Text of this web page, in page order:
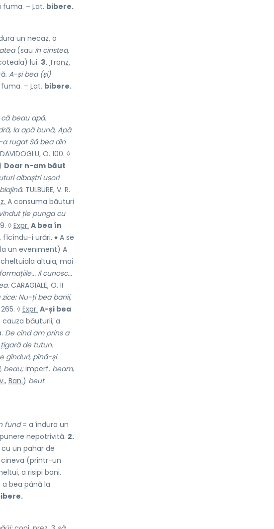
fuma. – Lat. bibere.
un necaz, o
(sau în cinstea,
lui. 3. Tranz.
A-și bea (și)
– Lat. bibere.
beau apă.
la apă bună, Apă
rugat Să bea din
DAVIDOGLU, O. 100. ◊
Doar n-am băut
albaștri ușori
TULBURE, V. R.
A consuma băuturi
ție punga cu
◊Expr. A bea în
i urări. ♦ A se
un eveniment) A
altuia, mai
îl cunosc...
CARAGIALE, O. II
Nu-ți bea banii,
265. ◊ Expr. A-și bea
băuturii, a
De cînd am prins a
de tutun.
gînduri, pînă-și
beau; imperf. beam,
, Ban.) beut
fund= a îndura un
nepotrivită. 2.
un pahar de
(printr-un
a risipi bani,
bea până la